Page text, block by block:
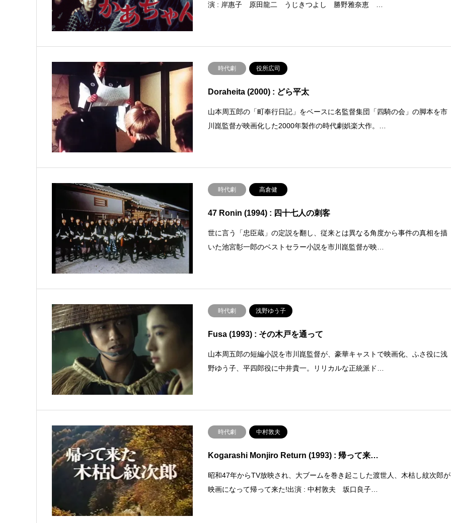
演 : 岸惠子 原田龍二 うじきつよし 勝野雅奈恵 …
時代劇 役所広司
Doraheita (2000) : どら平太
山本周五郎の「町奉行日記」をベースに名監督集団「四騎の会」の脚本を市
川崑監督が映画化した2000年製作の時代劇娯楽大作。…
時代劇 高倉健
47 Ronin (1994) : 四十七人の刺客
世に言う「忠臣蔵」の定説を翻し、従来とは異なる角度から事件の真相を描
いた池宮彰一郎のベストセラー小説を市川崑監督が映…
時代劇 浅野ゆう子
Fusa (1993) : その木戸を通って
山本周五郎の短編小説を市川崑監督が、豪華キャストで映画化、ふさ役に浅
野ゆう子、平四郎役に中井貴一。リリカルな正統派ド…
時代劇 中村敦夫
Kogarashi Monjiro Return (1993) : 帰って来…
昭和47年からTV放映され、大ブームを巻き起こした渡世人、木枯し紋次郎が
映画になって帰って来た!出演 : 中村敦夫 坂口良子…